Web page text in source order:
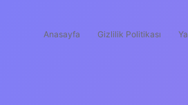
Anasayfa Gizlilik Politikası